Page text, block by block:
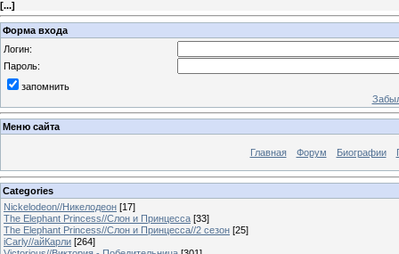
[...]
Форма входа
Логин:
Пароль:
запомнить
Меню сайта
Главная Форум Биографии
Categories
Nickelodeon//Никелодеон [17]
The Elephant Princess//Слон и Принцесса [33]
The Elephant Princess//Слон и Принцесса//2 сезон [25]
iCarly//айКарли [264]